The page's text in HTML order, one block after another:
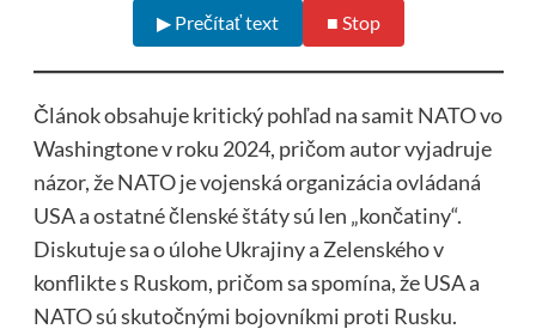
▶ Prečítať text ■ Stop
Článok obsahuje kritický pohľad na samit NATO vo
Washingtone v roku 2024, pričom autor vyjadruje
názor, že NATO je vojenská organizácia ovládaná
USA a ostatné členské štáty sú len „končatiny“.
Diskutuje sa o úlohe Ukrajiny a Zelenského v
konflikte s Ruskom, pričom sa spomína, že USA a
NATO sú skutočnými bojovníkmi proti Rusku.